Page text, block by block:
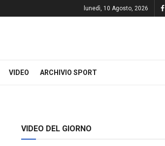
lunedì, 10 Agosto, 2026
VIDEO ARCHIVIO SPORT
VIDEO DEL GIORNO